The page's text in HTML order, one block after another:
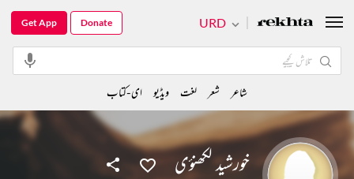
خورشید لکھنؤی
URD
Get App Donate
شاعر شعر لغت ویڈیو ای-کتاب